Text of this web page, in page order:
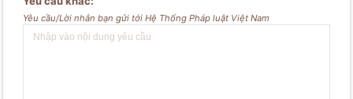
Yêu cầu/Lời nhắn bạn gửi tới Hệ Thống Pháp luật Việt Nam